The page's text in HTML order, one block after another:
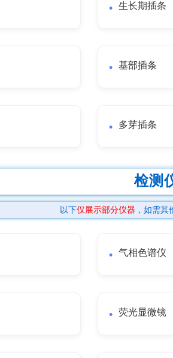
生长期插条
基部插条
多芽插条
检测
以下仅展示部分仪器 ，如需其
气相色谱仪
荧光显微镜